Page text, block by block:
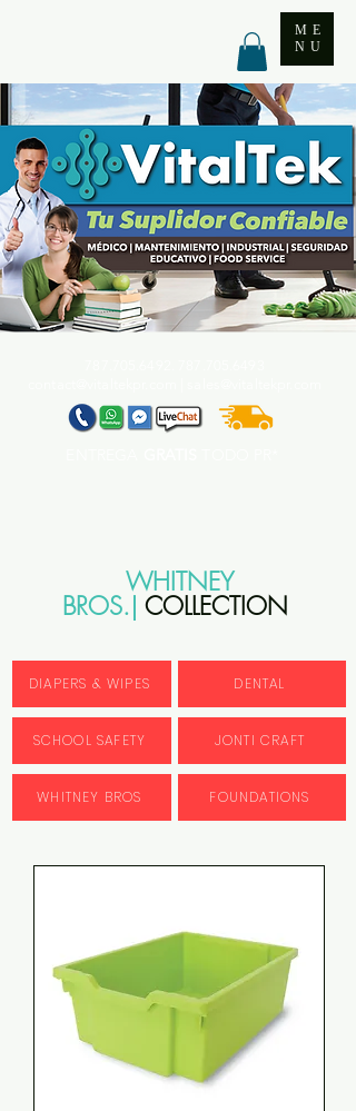
ME
NU
WHITNEY
BROS.| COLLECTION
DIAPERS & WIPES DENTAL
SCHOOL SAFETY JONTI CRAFT
WHITNEY BROS FOUNDATIONS